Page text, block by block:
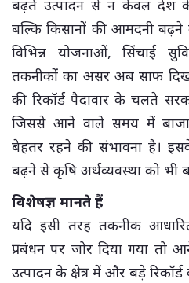
बढ़ते उत्पादन से न केवल देश
बल्कि किसानों की आमदनी बढ़ने
विभिन्न योजनाओं, सिंचाई
तकनीकों का असर अब साफ
की रिकॉर्ड पैदावार के चलते
जिससे आने वाले समय में बाजार
बेहतर रहने की संभावना है।
बढ़ने से कृषि अर्थव्यवस्था को भी
विशेषज्ञ मानते हैं
यदि इसी तरह तकनीक
प्रबंधन पर जोर दिया गया तो
उत्पादन के क्षेत्र में और बड़े